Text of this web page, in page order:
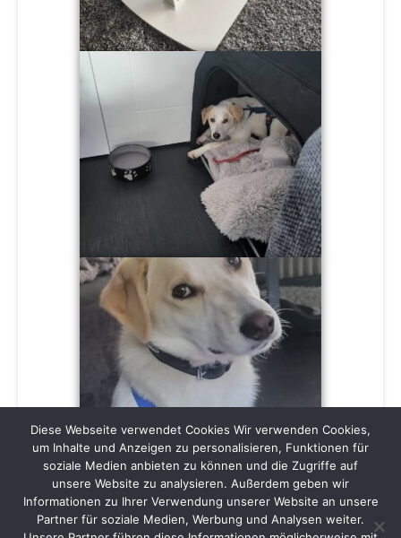
Diese Webseite verwendet Cookies Wir verwenden Cookies,
um Inhalte und Anzeigen zu personalisieren, Funktionen für
soziale Medien anbieten zu können und die Zugriffe auf
unsere Website zu analysieren. Außerdem geben wir
Informationen zu Ihrer Verwendung unserer Website an unsere
Partner für soziale Medien, Werbung und Analysen weiter.